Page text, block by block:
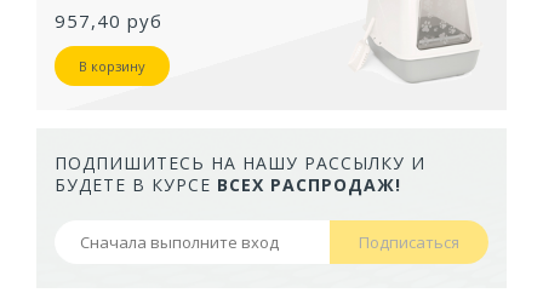
957,40 руб
В корзину
ПОДПИШИТЕСЬ НА НАШУ РАССЫЛКУ И
БУДЕТЕ В КУРСЕ ВСЕХ РАСПРОДАЖ!
Подписаться